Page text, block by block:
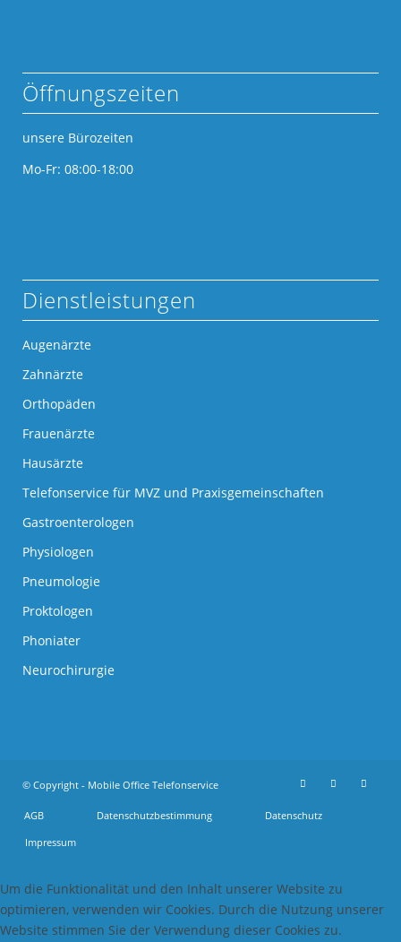
Öffnungszeiten
unsere Bürozeiten
Mo-Fr: 08:00-18:00
Dienstleistungen
Augenärzte
Zahnärzte
Orthopäden
Frauenärzte
Hausärzte
Telefonservice für MVZ und Praxisgemeinschaften
Gastroenterologen
Physiologen
Pneumologie
Proktologen
Phoniater
Neurochirurgie
© Copyright - Mobile Office Telefonservice
AGB Datenschutzbestimmung
Datenschutz
Impressum
Um die Funktionalität und den Inhalt unserer Website zu
optimieren, verwenden wir Cookies. Durch die Nutzung unserer
Website stimmen Sie der Verwendung dieser Cookies zu.